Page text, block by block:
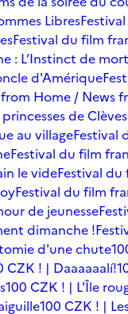
Libres
Festival du film
: L’Instinct de mort
d'Amérique
Home / News
de Clèves
au villageFestival
Festival du film
le videFestival
Festival du film
de jeunesse
dimanche !
d'une chute
CZK ! | Daaaaaalí!
100 CZK ! | L'Île
100 CZK ! |